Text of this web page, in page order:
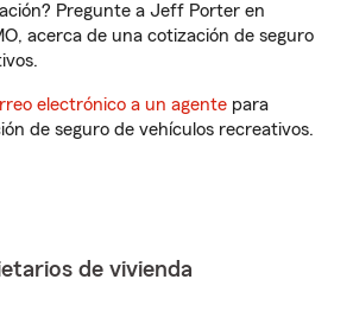
Pregunte a Jeff Porter en
acerca de una cotización de seguro
electrónico a un agente para
de seguro de vehículos recreativos.
de vivienda